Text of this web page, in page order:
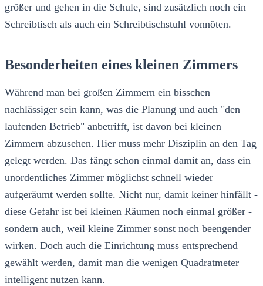
größer und gehen in die Schule, sind zusätzlich noch ein
Schreibtisch als auch ein Schreibtischstuhl vonnöten.
Besonderheiten eines kleinen Zimmers
Während man bei großen Zimmern ein bisschen
nachlässiger sein kann, was die Planung und auch "den
laufenden Betrieb" anbetrifft, ist davon bei kleinen
Zimmern abzusehen. Hier muss mehr Disziplin an den Tag
gelegt werden. Das fängt schon einmal damit an, dass ein
unordentliches Zimmer möglichst schnell wieder
aufgeräumt werden sollte. Nicht nur, damit keiner hinfällt -
diese Gefahr ist bei kleinen Räumen noch einmal größer -
sondern auch, weil kleine Zimmer sonst noch beengender
wirken. Doch auch die Einrichtung muss entsprechend
gewählt werden, damit man die wenigen Quadratmeter
intelligent nutzen kann.